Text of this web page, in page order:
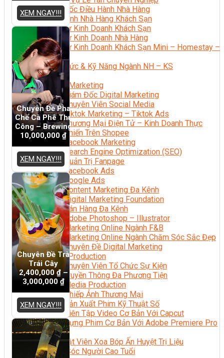
Giám Đốc Điều Hành Nhà Hàng
Tiếng Anh Nhà Hàng Khách Sạn
Khởi Sự Kinh Doanh Khách Sạn
Khởi Sự Kinh Doanh Nhà Hàng
Khởi Sự Kinh Doanh Khách Sạn Mini – Homestay –
AirBnB
Kiến Thức & Kỹ Năng Ngành NH – KS
Marketing
Digital Marketing
Giám Đốc Digital Marketing
Chuyên Viên Social Media
Tiktok Marketing – Tiktok Ads
Thương Mại Điện Tử – Kinh Doanh Thực
Chiến Trên Shopee
Facebook Marketing
Search Engine Optimization (SEO)
Quản Trị Fanpage
Facebook Ads
Google Ads
Content Marketing Đa Kênh
Digital Marketing Foundation
Bán Hàng Đa Kênh
Adobe Photoshop – Illustrator
Marketing Online Ngành F&B
Marketing Online Ngành Chăm Sóc Sắc Đẹp
Chuyên Đề Digital Marketing
Media Production
Chuyên Viên Tổ Chức Sự Kiện
Truyền Thông Đa Phương Tiện
Media Production
Nhiếp Ảnh Thương Mại
Sản Xuất Phim Kỹ Thuật Số
Biên Tập Video Cơ Bản Với Capcut
Dựng Phim Cơ Bản Với Adobe Premiere Pro
Sức Khỏe
Kỹ Thuật Viên Xoa Bóp Ấn Huyệt Trị Liệu
Chăm Sóc Người Cao Tuổi
XEM NGAY!!!
Chuyên Đề Pha
Chế Cà Phê Thủ
Công – Brewing
10,000,000 ₫
XEM NGAY!!!
Chuyên Đề Trà
Trái Cây
2,400,000₫–
3,000,000 ₫
XEM NGAY!!!